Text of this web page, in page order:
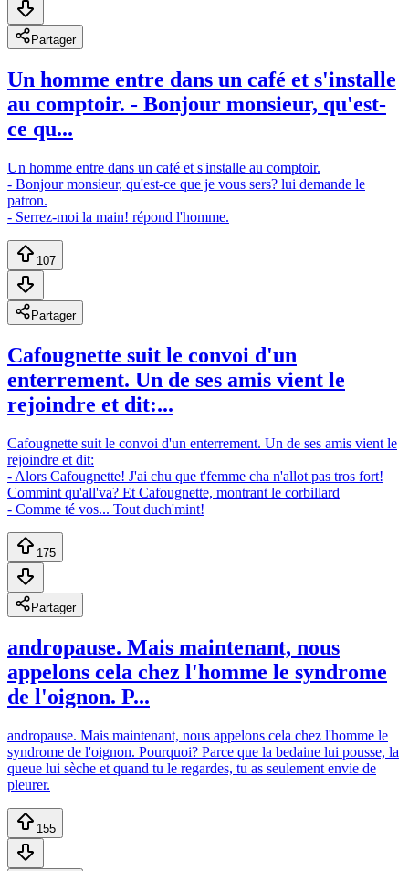
Partager
Un homme entre dans un café et s'installe
au comptoir. - Bonjour monsieur, qu'est-
ce qu...
Un homme entre dans un café et s'installe au comptoir.
- Bonjour monsieur, qu'est-ce que je vous sers? lui demande le
patron.
- Serrez-moi la main! répond l'homme.
107
Partager
Cafougnette suit le convoi d'un
enterrement. Un de ses amis vient le
rejoindre et dit:...
Cafougnette suit le convoi d'un enterrement. Un de ses amis vient le
rejoindre et dit:
- Alors Cafougnette! J'ai chu que t'femme cha n'allot pas tros fort!
Commint qu'all'va? Et Cafougnette, montrant le corbillard
- Comme té vos... Tout duch'mint!
175
Partager
andropause. Mais maintenant, nous
appelons cela chez l'homme le syndrome
de l'oignon. P...
andropause. Mais maintenant, nous appelons cela chez l'homme le
syndrome de l'oignon. Pourquoi? Parce que la bedaine lui pousse, la
queue lui sèche et quand tu le regardes, tu as seulement envie de
pleurer.
155